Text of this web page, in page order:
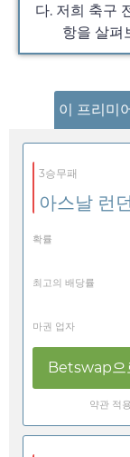
다. 저희 축구
항을 살펴
이 프리미
3승무패
아스날 런던
확률
최고의 배당률
마권 업자
Betswap으
약관 적용